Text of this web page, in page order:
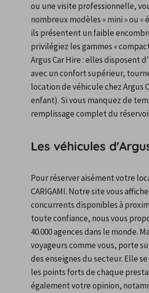
ou une visite professionnelle,
nombreux modèles « mini » ou
ils présentent un faible
privilégiez les gammes «
Argus Car Hire : elles disposent
avec un confort supérieur,
location de véhicule chez Argus
enfant). Si vous manquez de
remplissage complet du
Les véhicules
Pour réserver aisément votre
CARIGAMI. Notre site vous
concurrents disponibles à
toute confiance, nous vous
40.000 agences dans le monde.
voyageurs comme vous, porte
des enseignes du secteur. Elle
les points forts de chaque
également votre opinion,